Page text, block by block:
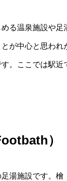
る温泉施設や
が中心と思わ
。ここでは駅
）
湯施設です。